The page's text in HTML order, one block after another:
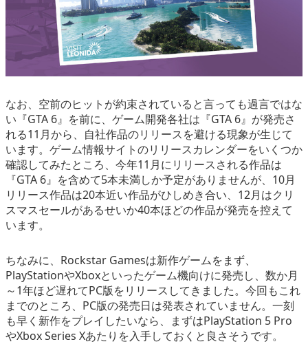
なお、空前のヒットが約束されていると言っても過言ではな
い『GTA 6』を前に、ゲーム開発各社は『GTA 6』が発売さ
れる11月から、自社作品のリリースを避ける現象が生じて
います。ゲーム情報サイトのリリースカレンダーをいくつか
確認してみたところ、今年11月にリリースされる作品は
『GTA 6』を含めて5本未満しか予定がありませんが、10月
リリース作品は20本近い作品がひしめき合い、12月はクリ
スマスセールがあるせいか40本ほどの作品が発売を控えて
います。
ちなみに、Rockstar Gamesは新作ゲームをまず、
PlayStationやXboxといったゲーム機向けに発売し、数か月
～1年ほど遅れてPC版をリリースしてきました。今回もこれ
までのところ、PC版の発売日は発表されていません。一刻
も早く新作をプレイしたいなら、まずはPlayStation 5 Pro
やXbox Series Xあたりを入手しておくと良さそうです。